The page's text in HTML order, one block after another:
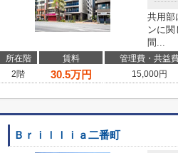
共用部
ンに関
間...
所在階 賃料 管理費・共益
2階
30.5万円 15,000円
Ｂｒｉｌｌｉａ二番町